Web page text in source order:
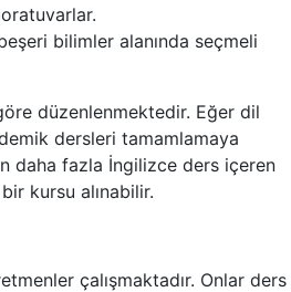
bilimler alanında seçmeli
düzenlenmektedir. Eğer dil
dersleri tamamlamaya
daha fazla İngilizce ders içeren
kursu alınabilir.
çalışmaktadır. Onlar ders